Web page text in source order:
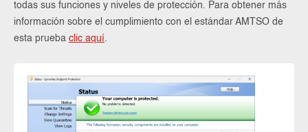
todas sus funciones y niveles de protección. Para obtener más
información sobre el cumplimiento con el estándar AMTSO de
esta prueba clic aquí.